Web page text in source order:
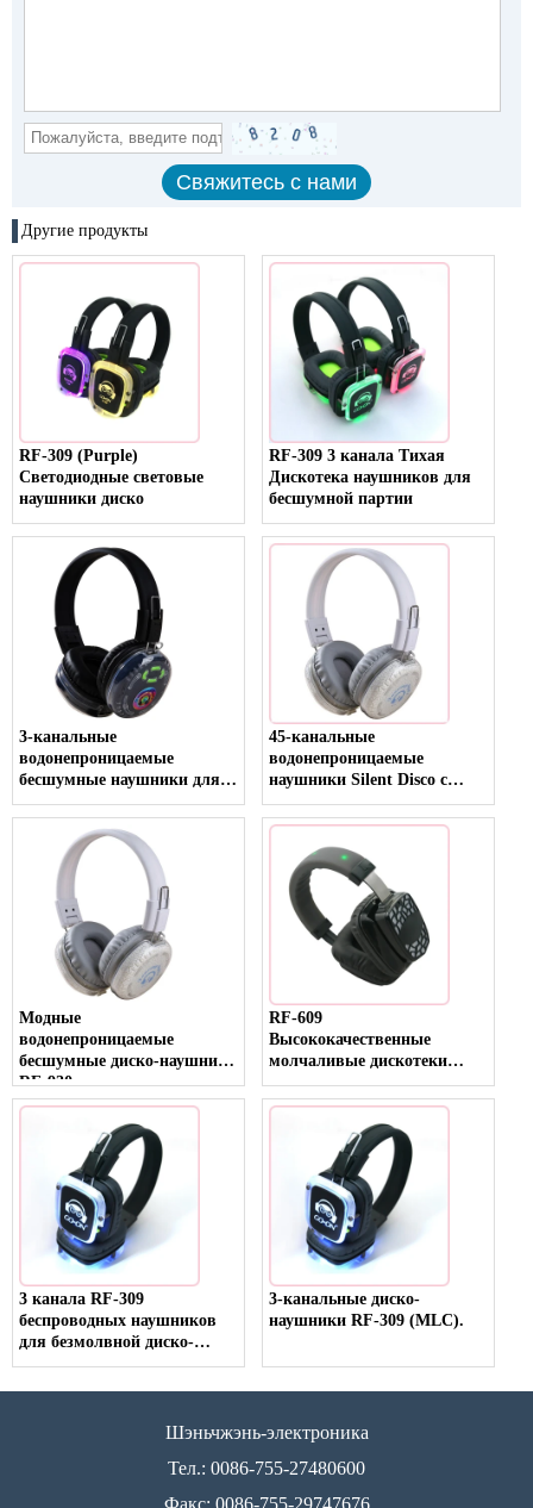
Другие продукты
RF-309 (Purple)
Светодиодные световые
наушники диско
RF-309 3 канала Тихая
Дискотека наушников для
бесшумной партии
3-канальные
водонепроницаемые
бесшумные наушники для
вечеринок в дождливую
погоду со светодиодным
дисплеем с каналом и
временем автономной
45-канальные
водонепроницаемые
наушники Silent Disco с
индикатором уровня заряда
батареи, подходящие для
бесшумных конференций и
встреч RF-930
Модные
водонепроницаемые
бесшумные диско-наушники
RF-930 с ярким танцующим
светом
RF-609
Высококачественные
молчаливые дискотеки
светодиодные наушники для
активности и вечеринки
3 канала RF-309
беспроводных наушников
для безмолвной диско-
вечеринки и мероприятия
3-канальные диско-
наушники RF-309 (MLC).
Шэньчжэнь-электроника
Тел.: 0086-755-27480600
Факс: 0086-755-29747676